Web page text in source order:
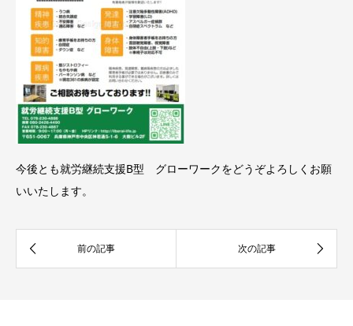
今後とも就労継続支援B型 グローワークをどうぞよろしくお願
いいたします。